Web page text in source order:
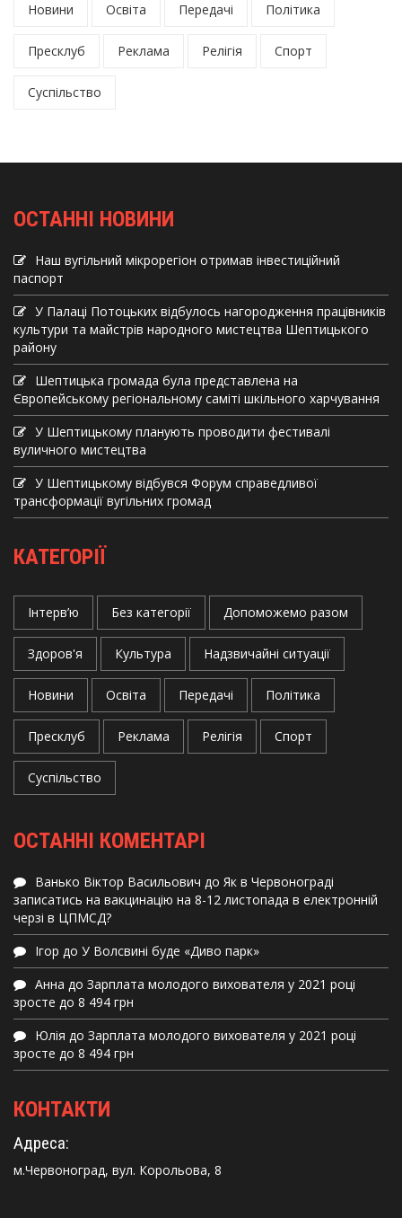
Новини Освіта Передачі Політика
Пресклуб Реклама Релігія Спорт
Суспільство
ОСТАННІ НОВИНИ
Наш вугільний мікрорегіон отримав інвеcтиційний
паспорт
У Палаці Потоцьких відбулось нагородження працівників
культури та майстрів народного мистецтва Шептицького
району
Шептицька громада була представлена на
Європейському регіональному саміті шкільного харчування
У Шептицькому планують проводити фестивалі
вуличного мистецтва
У Шептицькому відбувся Форум справедливої
трансформації вугільних громад
КАТЕГОРІЇ
Інтерв’ю Без категорії Допоможемо разом
Здоров'я Культура Надзвичайні ситуації
Новини Освіта Передачі Політика
Пресклуб Реклама Релігія Спорт
Суспільство
ОСТАННІ КОМЕНТАРІ
Ванько Віктор Васильович до Як в Червонограді
записатись на вакцинацію на 8-12 листопада в електронній
черзі в ЦПМСД?
Ігор до У Волсвині буде «Диво парк»
Анна до Зарплата молодого вихователя у 2021 році
зросте до 8 494 грн
Юлія до Зарплата молодого вихователя у 2021 році
зросте до 8 494 грн
КОНТАКТИ
Адреса:
м.Червоноград, вул. Корольова, 8